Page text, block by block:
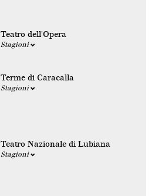
Teatro dell'Opera
Stagioni
Terme di Caracalla
Stagioni
Teatro Nazionale di Lubiana
Stagioni